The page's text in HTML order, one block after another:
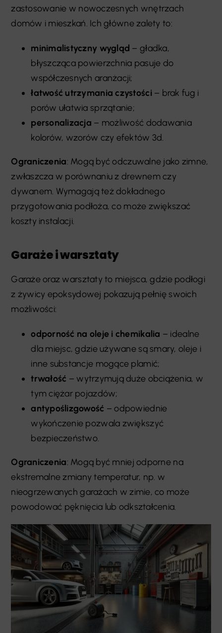
zastosowanie w nowoczesnych wnętrzach
domów i mieszkań. Ich główne zalety to:
minimalistyczny wygląd – gładka,
błyszcząca powierzchnia pasuje do
współczesnych aranżacji;
łatwość utrzymania czystości – brak fug i
porów ułatwia sprzątanie;
personalizacja – możliwość dodawania
kolorów, wzorów czy efektów 3d.
Ograniczenia: Mogą być odczuwalne jako zimne,
zwłaszcza w porównaniu z drewnem czy
dywanem. Wymagają też dokładnego
przygotowania podłoża, co może zwiększać
koszty instalacji.
Garaże i warsztaty
Garaże oraz warsztaty to miejsca, gdzie podłogi
z żywicy epoksydowej pokazują pełnię swoich
możliwości:
odporność na oleje i chemikalia – idealne
dla miejsc, gdzie używane są smary, oleje i
inne substancje mogące plamić;
trwałość – wytrzymują duże obciążenia, w
tym ciężar pojazdów;
antypoślizgowość – odpowiednie
wykończenie pozwala zwiększyć
bezpieczeństwo.
Ograniczenia: Mogą być mniej odporne na
ekstremalne zmiany temperatur, np. w
nieogrzewanych garażach w zimie, co może
powodować pęknięcia lub odkształcenia.